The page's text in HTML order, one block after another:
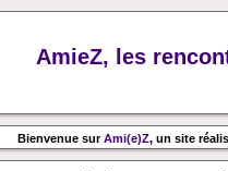
AmieZ, les
Bienvenue surAmi(e)Z, un site